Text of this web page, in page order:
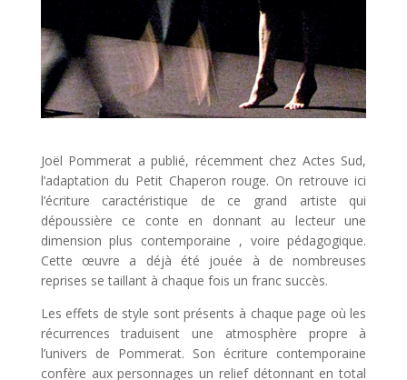
Joël Pommerat a publié, récemment chez Actes Sud,
l’adaptation du Petit Chaperon rouge. On retrouve ici
l’écriture caractéristique de ce grand artiste qui
dépoussière ce conte en donnant au lecteur une
dimension plus contemporaine , voire pédagogique.
Cette œuvre a déjà été jouée à de nombreuses
reprises se taillant à chaque fois un franc succès.
Les effets de style sont présents à chaque page où les
récurrences traduisent une atmosphère propre à
l’univers de Pommerat. Son écriture contemporaine
confère aux personnages un relief détonnant en total